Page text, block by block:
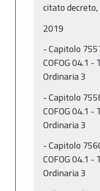
citato
2019
- Capitolo
COFOG 04.1
Ordinaria 3
- Capitolo
COFOG 04.1
Ordinaria 3
- Capitolo
COFOG 04.1
Ordinaria 3